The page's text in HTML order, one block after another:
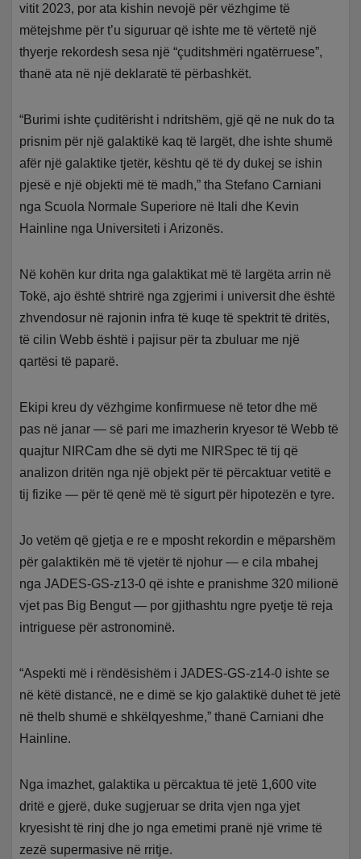
vitit 2023, por ata kishin nevojë për vëzhgime të
mëtejshme për t’u siguruar që ishte me të vërtetë një
thyerje rekordesh sesa një “çuditshmëri ngatërruese”,
thanë ata në një deklaratë të përbashkët.
“Burimi ishte çuditërisht i ndritshëm, gjë që ne nuk do ta
prisnim për një galaktikë kaq të largët, dhe ishte shumë
afër një galaktike tjetër, kështu që të dy dukej se ishin
pjesë e një objekti më të madh,” tha Stefano Carniani
nga Scuola Normale Superiore në Itali dhe Kevin
Hainline nga Universiteti i Arizonës.
Në kohën kur drita nga galaktikat më të largëta arrin në
Tokë, ajo është shtrirë nga zgjerimi i universit dhe është
zhvendosur në rajonin infra të kuqe të spektrit të dritës,
të cilin Webb është i pajisur për ta zbuluar me një
qartësi të paparë.
Ekipi kreu dy vëzhgime konfirmuese në tetor dhe më
pas në janar — së pari me imazherin kryesor të Webb të
quajtur NIRCam dhe së dyti me NIRSpec të tij që
analizon dritën nga një objekt për të përcaktuar vetitë e
tij fizike — për të qenë më të sigurt për hipotezën e tyre.
Jo vetëm që gjetja e re e mposht rekordin e mëparshëm
për galaktikën më të vjetër të njohur — e cila mbahej
nga JADES-GS-z13-0 që ishte e pranishme 320 milionë
vjet pas Big Bengut — por gjithashtu ngre pyetje të reja
intriguese për astronominë.
“Aspekti më i rëndësishëm i JADES-GS-z14-0 ishte se
në këtë distancë, ne e dimë se kjo galaktikë duhet të jetë
në thelb shumë e shkëlqyeshme,” thanë Carniani dhe
Hainline.
Nga imazhet, galaktika u përcaktua të jetë 1,600 vite
dritë e gjerë, duke sugjeruar se drita vjen nga yjet
kryesisht të rinj dhe jo nga emetimi pranë një vrime të
zezë supermasive në rritje.